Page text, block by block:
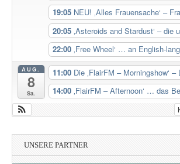
19:05 NEU! ‚Alles Frauensache‘ –
20:05 ‚Asteroids and Stardust‘ – die
22:00 ‚Free Wheel‘ … an English-
AUG.
8
Sa.
11:00 Die ‚FlairFM – Morningshow‘ –
14:00 ‚FlairFM – Afternoon‘ … das
UNSERE PARTNER